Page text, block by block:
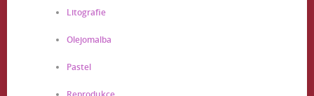
Litografie
Olejomalba
Pastel